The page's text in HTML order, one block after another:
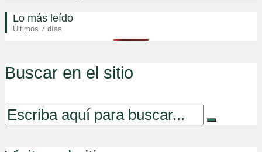
Lo más leído
Últimos 7 días
Buscar en el sitio